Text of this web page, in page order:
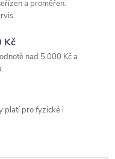
a proměřen.
Kč
nad 5.000 Kč a
platí pro fyzické i